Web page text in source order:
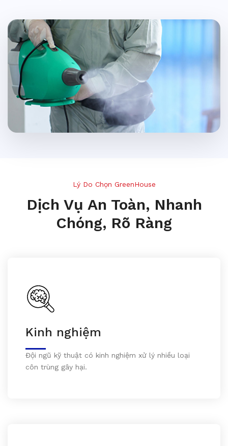
Lý Do Chọn GreenHouse
Dịch Vụ An Toàn, Nhanh
Chóng, Rõ Ràng
Kinh nghiệm
Đội ngũ kỹ thuật có kinh nghiệm xử lý nhiều loại
côn trùng gây hại.